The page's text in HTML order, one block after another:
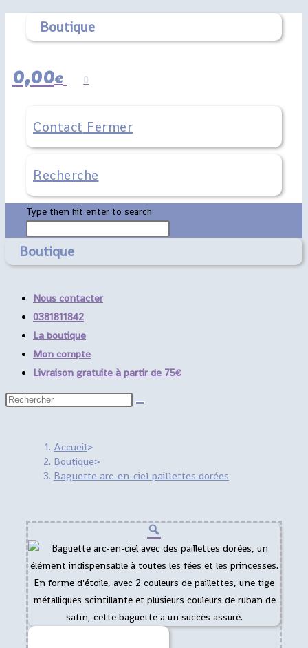
Boutique
0,00€ 0
Contact Fermer
Rechercher
ce
site
Type then hit enter to search
to
Boutique
Nous contacter
0381811842
La boutique
Mon compte
Livraison gratuite à partir de 75€
Rechercher
Accueil>
Boutique>
Baguette arc-en-ciel paillettes dorées